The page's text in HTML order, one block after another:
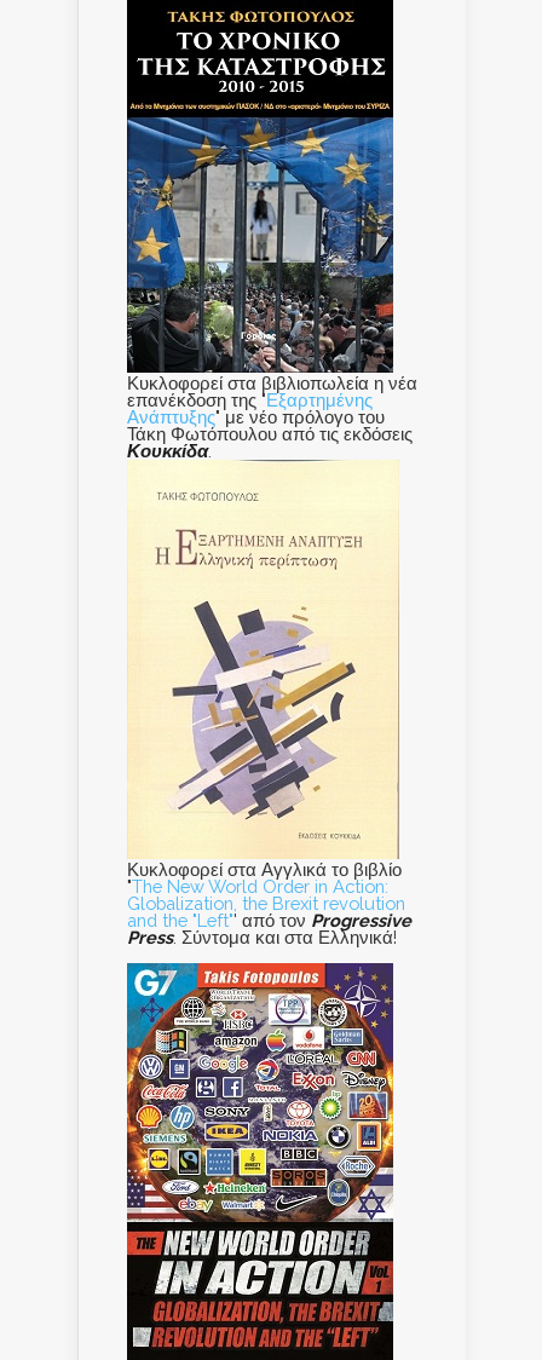
Κυκλοφορεί στα βιβλιοπωλεία η νέα
επανέκδοση της "Εξαρτημένης
Ανάπτυξης" με νέο πρόλογο του
Τάκη Φωτόπουλου από τις εκδόσεις
Κουκκίδα.
Κυκλοφορεί στα Αγγλικά το βιβλίο
"The New World Order in Action:
Globalization, the Brexit revolution
and the "Left"' από τον Progressive
Press. Σύντομα και στα Ελληνικά!